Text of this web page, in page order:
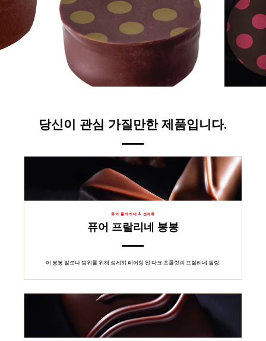
당신이 관심 가질만한 제품입니다.
퓨어 플라리네 & 견과류
퓨어 프랄리네 봉봉
이 봉봉 발로나 범위를 위해 섬세히 페어링 된 다크 초콜릿과 프랄리네 필링.